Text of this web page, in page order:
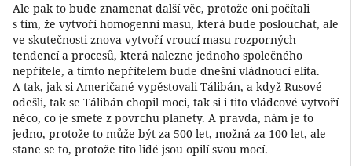
Ale pak to bude znamenat další věc, protože oni počítali
s tím, že vytvoří homogenní masu, která bude poslouchat, ale
ve skutečnosti znova vytvoří vroucí masu rozporných
tendencí a procesů, která nalezne jednoho společného
nepřítele, a tímto nepřítelem bude dnešní vládnoucí elita.
A tak, jak si Američané vypěstovali Tálibán, a když Rusové
odešli, tak se Tálibán chopil moci, tak si i tito vládcové vytvoří
něco, co je smete z povrchu planety. A pravda, nám je to
jedno, protože to může být za 500 let, možná za 100 let, ale
stane se to, protože tito lidé jsou opilí svou mocí.